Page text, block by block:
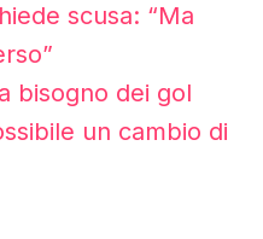
scusa: “Ma
bisogno dei gol
un cambio di